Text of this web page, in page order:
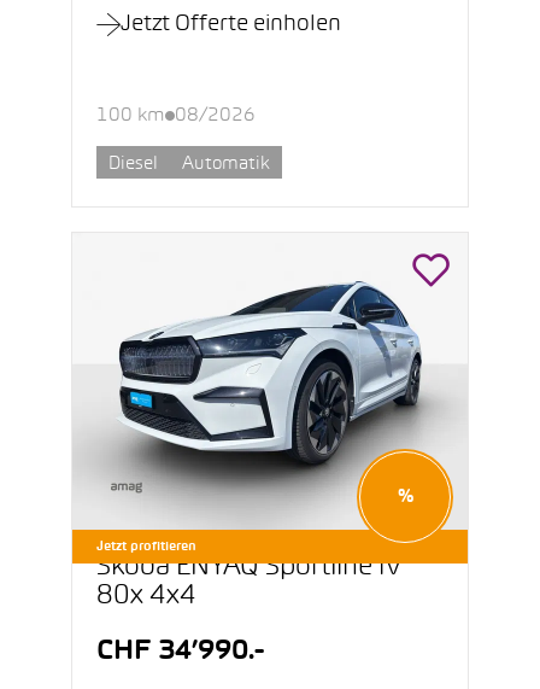
Jetzt Offerte einholen
100 km 08/2026
Diesel Automatik
Jetzt profitieren
%
Škoda ENYAQ Sportline iV
80x 4x4
CHF 34’990.-